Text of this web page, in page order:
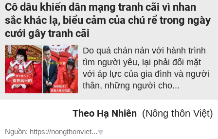
Cô dâu khiến dân mạng tranh cãi vì nhan
sắc khác lạ, biểu cảm của chú rể trong ngày
cưới gây tranh cãi
Do quá chán nản với hành trình
tìm người yêu, lại phải đối mặt
với áp lực của gia đình và người
thân, những người cho...
Theo Hạ Nhiên (Nông thôn Việt)
Nguồn: https://nongthonviet...